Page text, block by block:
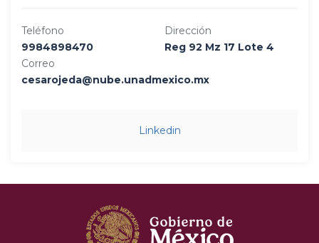
Teléfono
9984898470
Correo
cesarojeda@nube.unadmexico.mx
Dirección
Reg 92 Mz 17 Lote 4
Linkedin